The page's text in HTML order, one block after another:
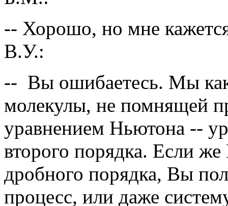
-- Хорошо, но мне
В.У.:
-- Вы ошибаетесь. Мы
молекулы, не помнящей
уравнением Ньютона --
второго порядка. Если
дробного порядка, Вы
процесс, или даже